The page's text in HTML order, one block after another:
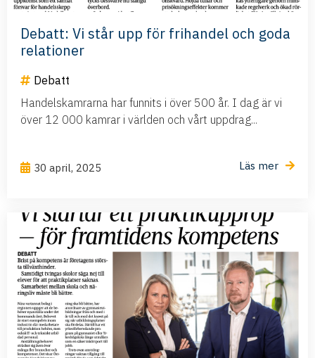
Debatt: Vi står upp för frihandel och goda
relationer
Debatt
Handelskamrarna har funnits i över 500 år. I dag är vi
över 12 000 kamrar i världen och vårt uppdrag...
30 april, 2025 Läs mer